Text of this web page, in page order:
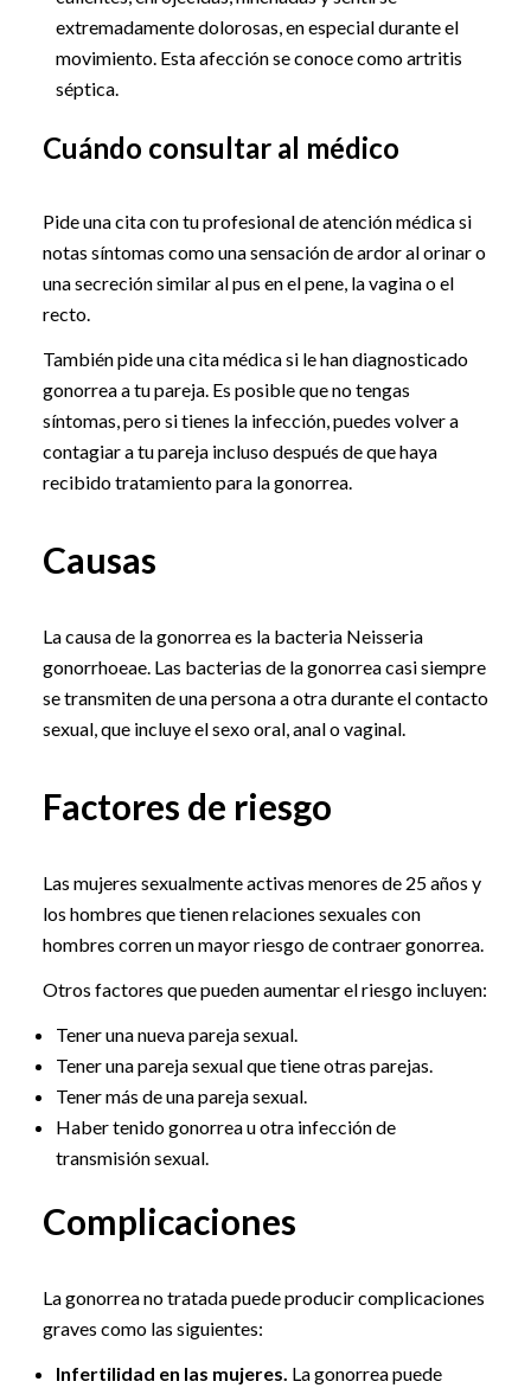
extremadamente dolorosas, en especial durante el
movimiento. Esta afección se conoce como artritis
séptica.
Cuándo consultar al médico
Pide una cita con tu profesional de atención médica si
notas síntomas como una sensación de ardor al orinar o
una secreción similar al pus en el pene, la vagina o el
recto.
También pide una cita médica si le han diagnosticado
gonorrea a tu pareja. Es posible que no tengas
síntomas, pero si tienes la infección, puedes volver a
contagiar a tu pareja incluso después de que haya
recibido tratamiento para la gonorrea.
Causas
La causa de la gonorrea es la bacteria Neisseria
gonorrhoeae. Las bacterias de la gonorrea casi siempre
se transmiten de una persona a otra durante el contacto
sexual, que incluye el sexo oral, anal o vaginal.
Factores de riesgo
Las mujeres sexualmente activas menores de 25 años y
los hombres que tienen relaciones sexuales con
hombres corren un mayor riesgo de contraer gonorrea.
Otros factores que pueden aumentar el riesgo incluyen:
Tener una nueva pareja sexual.
Tener una pareja sexual que tiene otras parejas.
Tener más de una pareja sexual.
Haber tenido gonorrea u otra infección de
transmisión sexual.
Complicaciones
La gonorrea no tratada puede producir complicaciones
graves como las siguientes:
Infertilidad en las mujeres. La gonorrea puede